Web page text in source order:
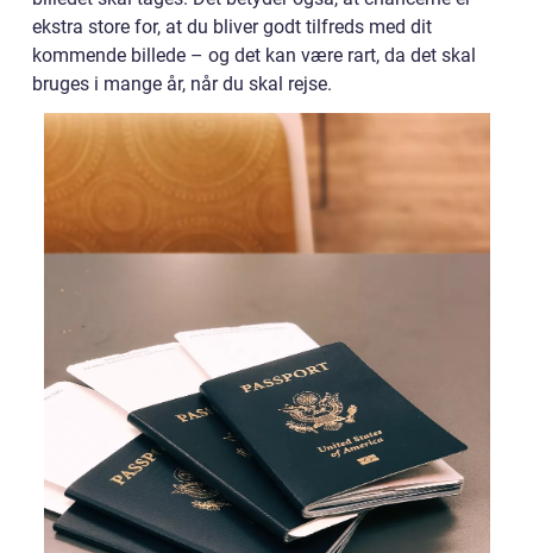
ekstra store for, at du bliver godt tilfreds med dit
kommende billede – og det kan være rart, da det skal
bruges i mange år, når du skal rejse.